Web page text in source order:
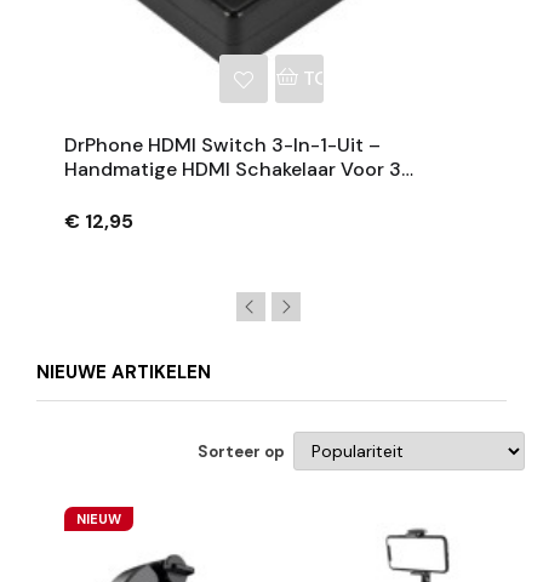
TOEVOEGEN AAN
DrPhone HDMI Switch 3-In-1-Uit –
Handmatige HDMI Schakelaar Voor 3
€ 12,95
NIEUWE ARTIKELEN
Sorteer op
NIEUW